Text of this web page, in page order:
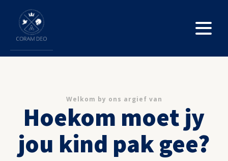
Welkom by ons argief van
Hoekom moet jy
jou kind pak gee?